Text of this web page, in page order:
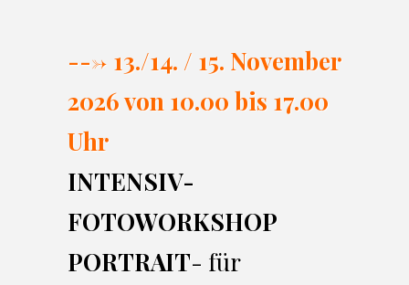
---> 13./14. / 15. November
2026 von 10.00 bis 17.00
Uhr
INTENSIV-
FOTOWORKSHOP
PORTRAIT- für